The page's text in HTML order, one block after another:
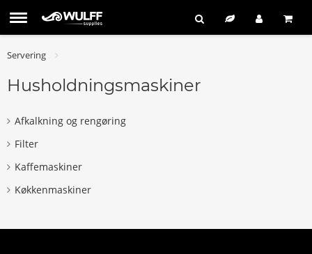
Servering
Husholdningsmaskiner
Afkalkning og rengøring
Filter
Kaffemaskiner
Køkkenmaskiner